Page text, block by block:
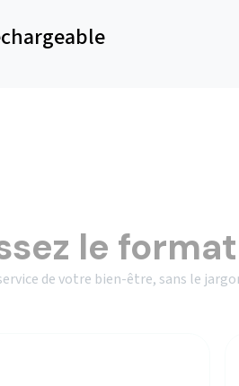
le
de votre bien-être, sans le